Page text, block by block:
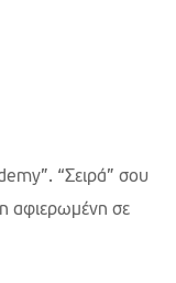
“Σειρά” σου
αφιερωμένη σε